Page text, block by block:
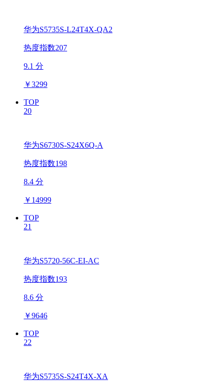
华为S5735S-L24T4X-QA2
热度指数207
9.1 分
￥3299
TOP
20
华为S6730S-S24X6Q-A
热度指数198
8.4 分
￥ 14999
TOP
21
华为S5720-56C-EI-AC
热度指数193
8.6 分
￥9646
TOP
22
华为S5735S-S24T4X-XA